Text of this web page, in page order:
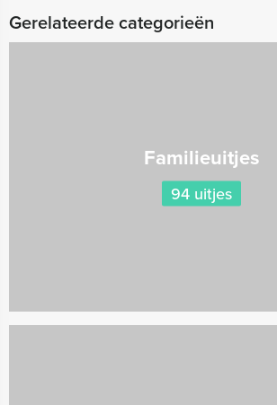
Gerelateerde categorieën
Familieuitjes
94 uitjes